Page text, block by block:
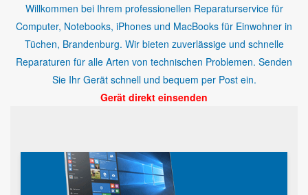
Willkommen bei Ihrem professionellen Reparaturservice für
Computer, Notebooks, iPhones und MacBooks für Einwohner in
Tüchen, Brandenburg. Wir bieten zuverlässige und schnelle
Reparaturen für alle Arten von technischen Problemen. Senden
Sie Ihr Gerät schnell und bequem per Post ein.
Gerät direkt einsenden